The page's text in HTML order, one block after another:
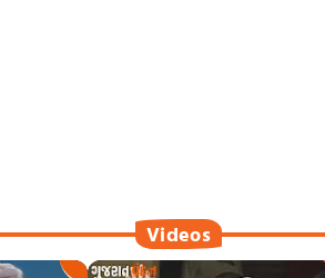
Videos